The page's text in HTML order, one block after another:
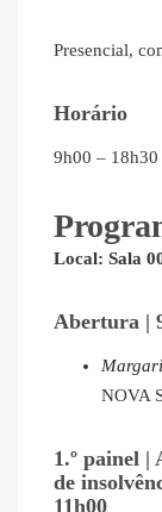
Presencial,
Horário
9h00 – 18h30
Local: Sala
Abertura |
NOVA
1.º painel |
de
11h00